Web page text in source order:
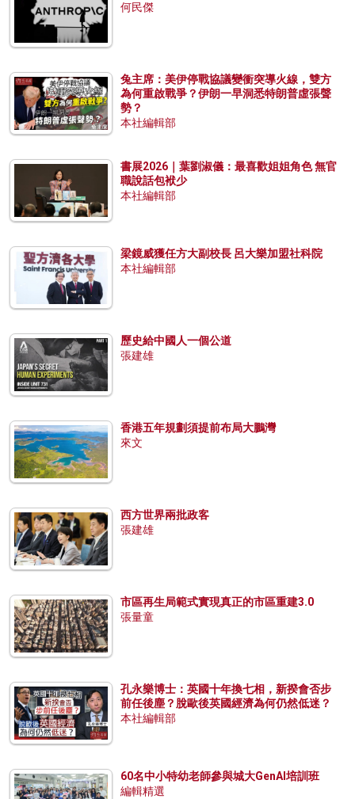
何民傑
兔主席：美伊停戰協議變衝突導火線，雙方
為何重啟戰爭？伊朗一早洞悉特朗普虛張聲
勢？
本社編輯部
書展2026｜葉劉淑儀：最喜歡姐姐角色 無官
職說話包袱少
本社編輯部
梁鏡威獲任方大副校長 呂大樂加盟社科院
本社編輯部
歷史給中國人一個公道
張建雄
香港五年規劃須提前布局大鵬灣
來文
西方世界兩批政客
張建雄
市區再生局範式實現真正的市區重建3.0
張量童
孔永樂博士：英國十年換七相，新揆會否步
前任後塵？脫歐後英國經濟為何仍然低迷？
本社編輯部
60名中小特幼老師參與城大GenAI培訓班
編輯精選